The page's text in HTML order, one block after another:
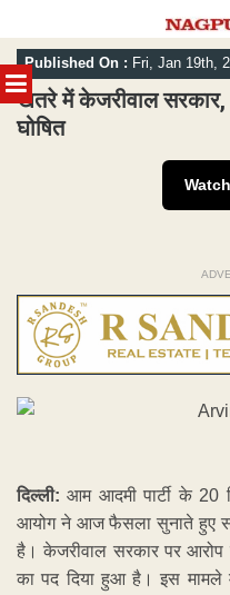
MENU
Skip
to
content
Published On : Fri, Jan 19th,
खतरे में केजरीवाल
घोषित
दिल्ली:आम आदमी पार्टी के 20
आयोग ने आज फैसला सुनाते हुए
है। केजरीवाल सरकार पर
का पद दिया हुआ है। इस मामले